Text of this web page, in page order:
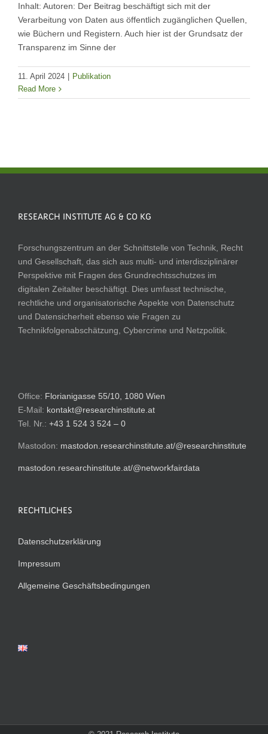
Inhalt: Autoren: Der Beitrag beschäftigt sich mit der
Verarbeitung von Daten aus öffentlich zugänglichen Quellen,
wie Büchern und Registern. Auch hier ist der Grundsatz der
Transparenz im Sinne der
11. April 2024
Publikation
Read More
RESEARCH INSTITUTE AG & CO KG
Forschungszentrum an der Schnittstelle von Technik, Recht
und Gesellschaft, das sich aus multi- und interdisziplinärer
Perspektive mit Fragen des Grundrechtsschutzes im
digitalen Zeitalter beschäftigt. Dies umfasst technische,
rechtliche und organisatorische Aspekte von Datenschutz
und Datensicherheit ebenso wie Fragen zu
Technikfolgenabschätzung, Cybercrime und Netzpolitik.
Office: Florianigasse 55/10, 1080 Wien
E-Mail: kontakt@researchinstitute.at
Tel. Nr.: +43 1 524 3 524 – 0
Mastodon: mastodon.researchinstitute.at/@researchinstitute
mastodon.researchinstitute.at/@networkfairdata
RECHTLICHES
Datenschutzerklärung
Impressum
Allgemeine Geschäftsbedingungen